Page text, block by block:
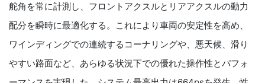
舵角を常に計測し、フロントアクスルとリアアクスルの動力
配分を瞬時に最適化する。これにより車両の安定性を高め、
ワインディングでの連続するコーナリングや、悪天候、滑り
やすい路面など、あらゆる状況下での優れた操作性とパフォ